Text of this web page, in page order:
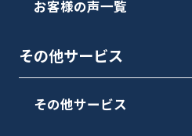
お客様の声一覧
その他サービス
その他サービス